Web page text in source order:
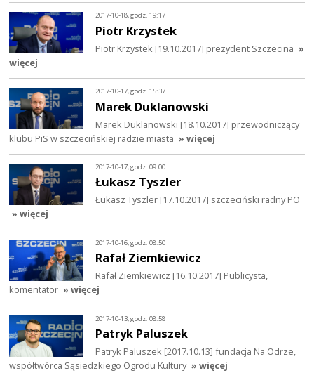
2017-10-18, godz. 19:17
Piotr Krzystek
Piotr Krzystek [19.10.2017] prezydent Szczecina »
więcej
2017-10-17, godz. 15:37
Marek Duklanowski
Marek Duklanowski [18.10.2017] przewodniczący
klubu PiS w szczecińskiej radzie miasta » więcej
2017-10-17, godz. 09:00
Łukasz Tyszler
Łukasz Tyszler [17.10.2017] szczeciński radny PO
» więcej
2017-10-16, godz. 08:50
Rafał Ziemkiewicz
Rafał Ziemkiewicz [16.10.2017] Publicysta,
komentator » więcej
2017-10-13, godz. 08:58
Patryk Paluszek
Patryk Paluszek [2017.10.13] fundacja Na Odrze,
współtwórca Sąsiedzkiego Ogrodu Kultury » więcej